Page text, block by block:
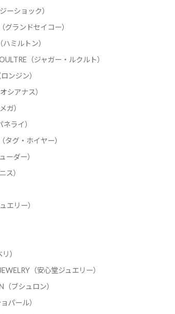
ーショック）
グランドセイコー）
ミルトン）
（ジャガー・ルクルト）
ンジン）
シアナス）
ガ）
ライ）
タグ・ホイヤー）
ーダー）
ス）
エリー）
）
（安心堂ジュエリー）
ブシュロン）
パール）